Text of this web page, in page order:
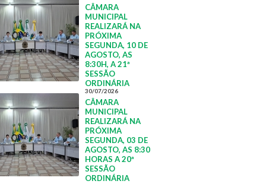
CÂMARA
MUNICIPAL
REALIZARÁ NA
PRÓXIMA
SEGUNDA, 10 DE
AGOSTO, AS
8:30H, A 21ª
SESSÃO
ORDINÁRIA
30/07/2026
CÂMARA
MUNICIPAL
REALIZARÁ NA
PRÓXIMA
SEGUNDA, 03 DE
AGOSTO, AS 8:30
HORAS A 20ª
SESSÃO
ORDINÁRIA